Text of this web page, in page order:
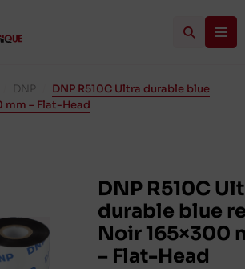
DNP
DNP R510C Ultra durable blue
mm – Flat-Head
DNP R510C
durable blue
Noir 165×300
– Flat-Head